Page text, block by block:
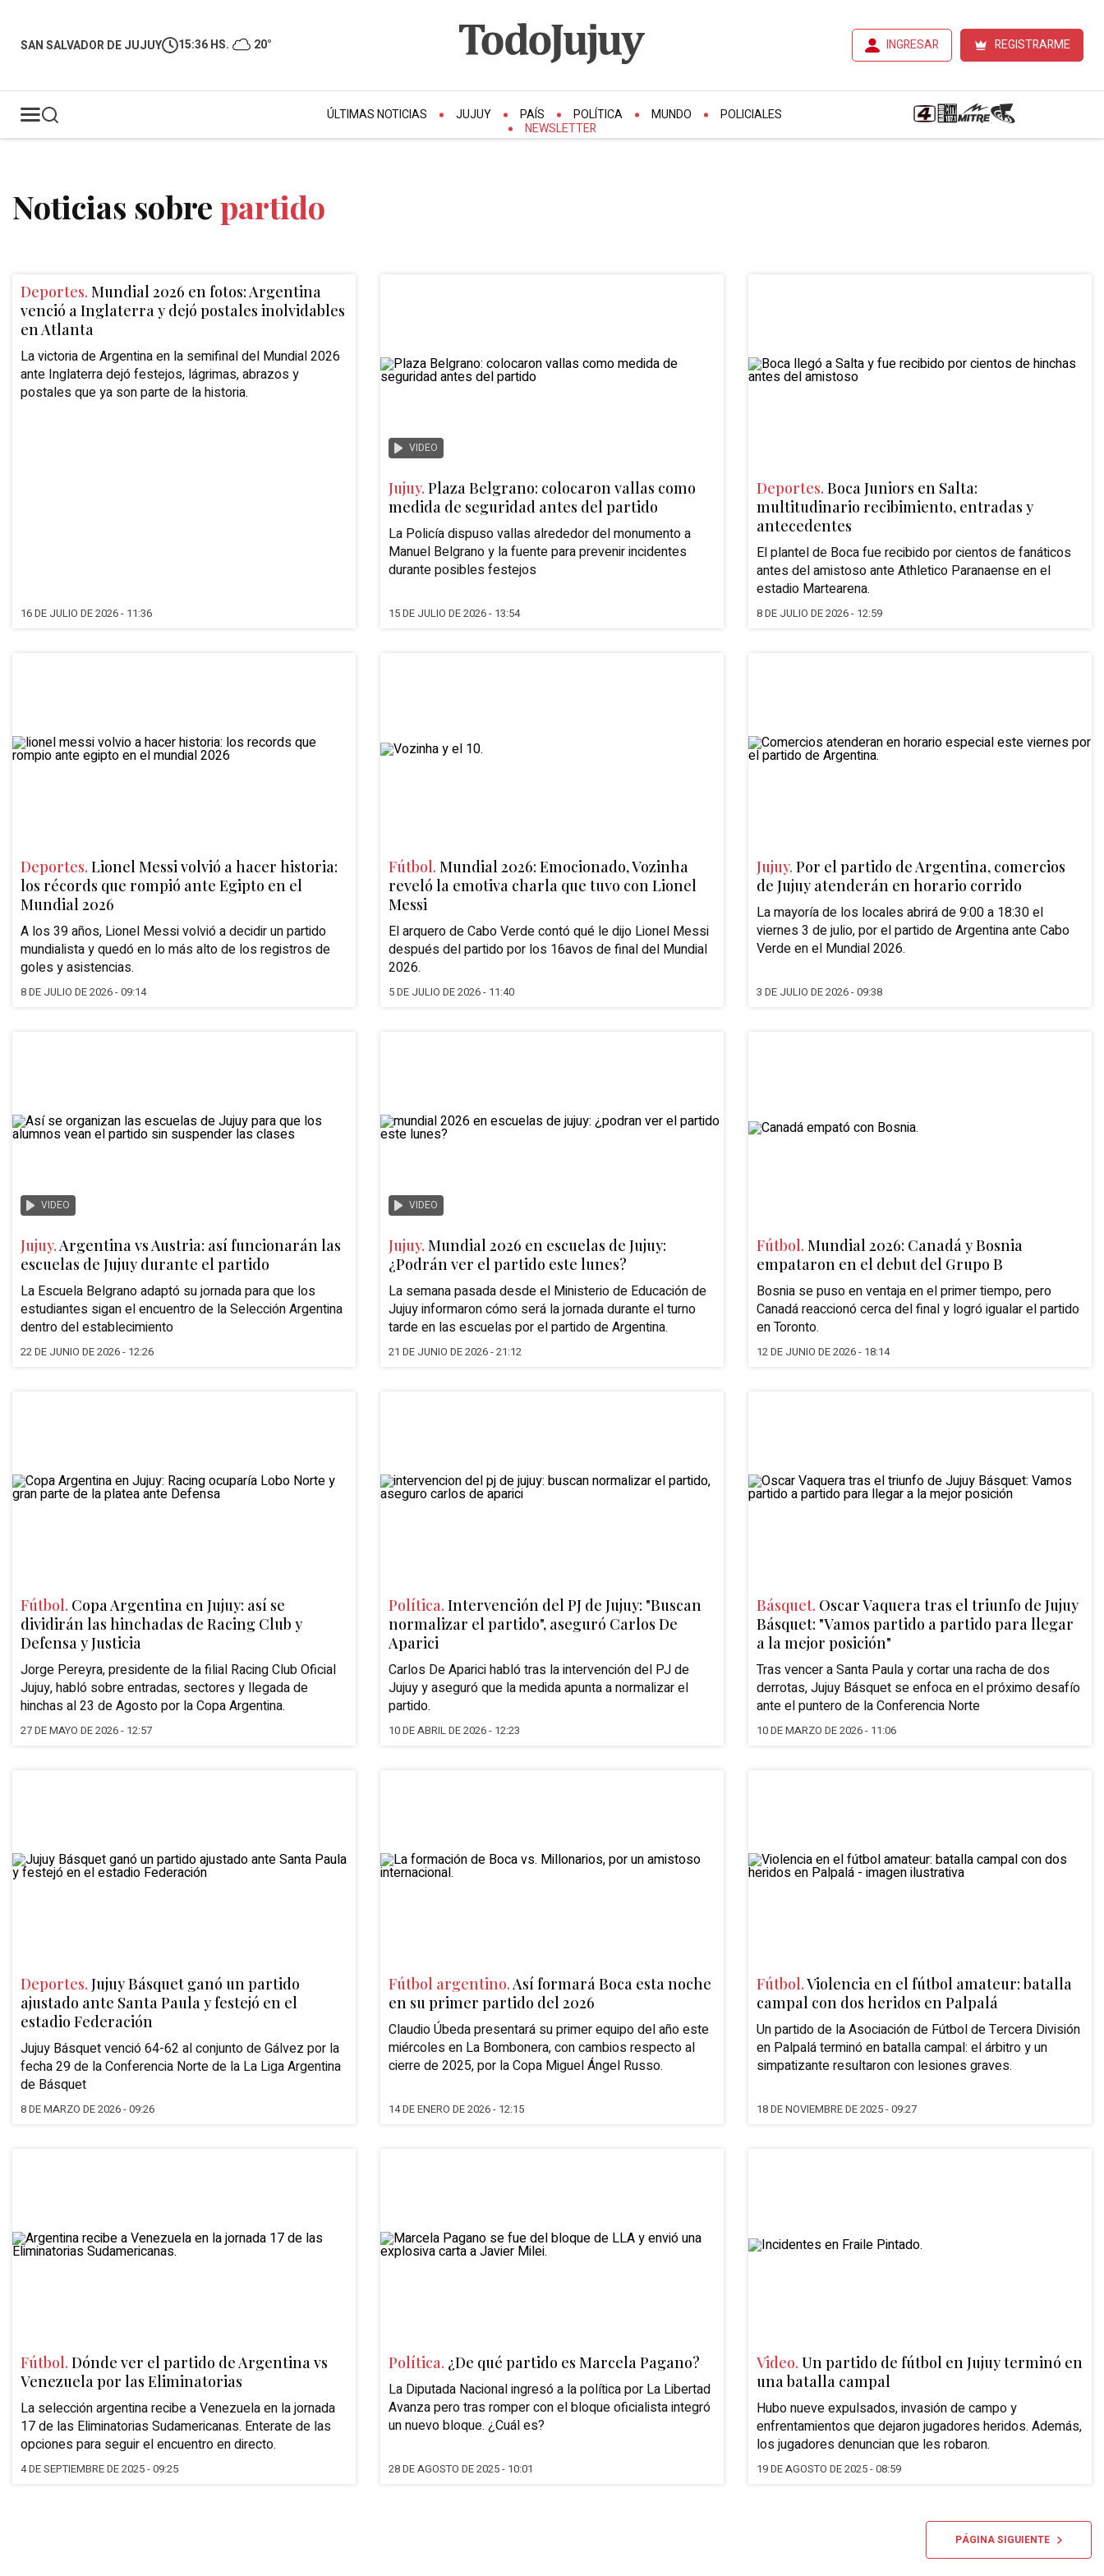
SAN SALVADOR DE JUJUY 15:36 HS. 20° INGRESAR REGISTRARME
ÚLTIMAS NOTICIAS JUJUY PAÍS POLÍTICA MUNDO
POLICIALES
NEWSLETTER
Noticias sobrepartido
Deportes. Mundial 2026 en fotos: Argentina
venció a Inglaterra y dejó postales inolvidables
en Atlanta
La victoria de Argentina en la semifinal del Mundial 2026
ante Inglaterra dejó festejos, lágrimas, abrazos y
postales que ya son parte de la historia.
16 DE JULIO DE 2026 - 11:36
VIDEO
Jujuy. Plaza Belgrano: colocaron vallas como
medida de seguridad antes del partido
La Policía dispuso vallas alrededor del monumento a
Manuel Belgrano y la fuente para prevenir incidentes
durante posibles festejos
15 DE JULIO DE 2026 - 13:54
Deportes. Boca Juniors en Salta:
multitudinario recibimiento, entradas y
antecedentes
El plantel de Boca fue recibido por cientos de fanáticos
antes del amistoso ante Athletico Paranaense en el
estadio Martearena.
8 DE JULIO DE 2026 - 12:59
Deportes. Lionel Messi volvió a hacer historia:
los récords que rompió ante Egipto en el
Mundial 2026
A los 39 años, Lionel Messi volvió a decidir un partido
mundialista y quedó en lo más alto de los registros de
goles y asistencias.
8 DE JULIO DE 2026 - 09:14
Fútbol. Mundial 2026: Emocionado, Vozinha
reveló la emotiva charla que tuvo con Lionel
Messi
El arquero de Cabo Verde contó qué le dijo Lionel Messi
después del partido por los 16avos de final del Mundial
2026.
5 DE JULIO DE 2026 - 11:40
Jujuy. Por el partido de Argentina, comercios
de Jujuy atenderán en horario corrido
La mayoría de los locales abrirá de 9:00 a 18:30 el
viernes 3 de julio, por el partido deArgentina ante Cabo
Verdeen el Mundial 2026.
3 DE JULIO DE 2026 - 09:38
VIDEO
Jujuy.Argentina vs Austria: así funcionarán las
escuelas de Jujuy durante el partido
La Escuela Belgrano adaptó su jornada para que los
estudiantes sigan el encuentro de la Selección Argentina
dentro del establecimiento
22 DE JUNIO DE 2026 - 12:26
VIDEO
Jujuy. Mundial 2026 en escuelas de Jujuy:
¿Podrán ver el partido este lunes?
La semana pasada desde el Ministerio de Educación de
Jujuy informaron cómo será la jornada durante el turno
tarde en las escuelas por el partido de Argentina.
21 DE JUNIO DE 2026 - 21:12
Fútbol. Mundial 2026: Canadá y Bosnia
empataron en el debut del Grupo B
Bosnia se puso en ventaja en el primer tiempo, pero
Canadá reaccionó cerca del final y logró igualar el partido
en Toronto.
12 DE JUNIO DE 2026 - 18:14
Fútbol. Copa Argentina en Jujuy: así se
dividirán las hinchadas de Racing Club y
Defensa y Justicia
Jorge Pereyra, presidente de la filial Racing ClubOficial
Jujuy, habló sobre entradas, sectores y llegada de
hinchas al 23 de Agosto por laCopa Argentina.
27 DE MAYO DE 2026 - 12:57
Política. Intervención del PJ de Jujuy: "Buscan
normalizar el partido", aseguró Carlos De
Aparici
Carlos De Aparici habló tras la intervención del PJ de
Jujuy y aseguró que la medida apunta a normalizar el
partido.
10 DE ABRIL DE 2026 - 12:23
Básquet. Oscar Vaquera tras el triunfo de Jujuy
Básquet: "Vamos partido a partido para llegar
a la mejor posición"
Tras vencer a Santa Paula y cortar una racha de dos
derrotas, Jujuy Básquet se enfoca en el próximo desafío
ante el puntero de la Conferencia Norte
10 DE MARZO DE 2026 - 11:06
Deportes. Jujuy Básquet ganó un partido
ajustado ante Santa Paula y festejó en el
estadio Federación
Jujuy Básquet venció 64-62 al conjunto de Gálvez por la
fecha 29 de la Conferencia Norte de la La Liga Argentina
de Básquet
8 DE MARZO DE 2026 - 09:26
Fútbol argentino.Así formará Boca esta noche
en su primer partido del 2026
Claudio Úbeda presentará su primer equipo del año este
miércoles en La Bombonera, con cambios respecto al
cierre de 2025, por la Copa Miguel Ángel Russo.
14 DE ENERO DE 2026 - 12:15
Fútbol.Violencia en el fútbol amateur: batalla
campal con dos heridos en Palpalá
Un partido de la Asociación de Fútbol de Tercera División
en Palpalá terminó en batalla campal: el árbitro y un
simpatizante resultaron con lesiones graves.
18 DE NOVIEMBRE DE 2025 - 09:27
Fútbol. Dónde ver el partido de Argentina vs
Venezuela por las Eliminatorias
La selección argentina recibe a Venezuela en la jornada
17 de las Eliminatorias Sudamericanas. Enterate de las
opciones para seguir el encuentro en directo.
4 DE SEPTIEMBRE DE 2025 - 09:25
Política. ¿De qué partido es Marcela Pagano?
La Diputada Nacional ingresó a la política por La Libertad
Avanza pero tras romper con el bloque oficialista integró
un nuevo bloque. ¿Cuál es?
28 DE AGOSTO DE 2025 - 10:01
Video. Un partido de fútbol en Jujuy terminó en
una batalla campal
Hubo nueve expulsados, invasión de campo y
enfrentamientos que dejaron jugadores heridos. Además,
los jugadores denuncian que les robaron.
19 DE AGOSTO DE 2025 - 08:59
PÁGINA SIGUIENTE